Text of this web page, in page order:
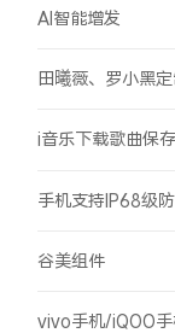
AI智能增发
田曦薇、罗小黑
i音乐下载歌曲保
手机支持IP68级
谷美组件
vivo手机/iQOO手